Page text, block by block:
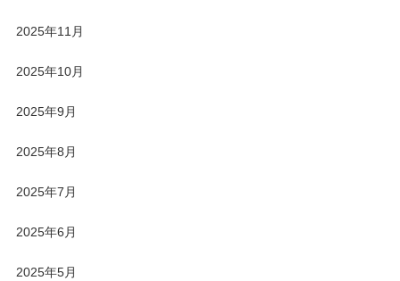
2025年11月
2025年10月
2025年9月
2025年8月
2025年7月
2025年6月
2025年5月